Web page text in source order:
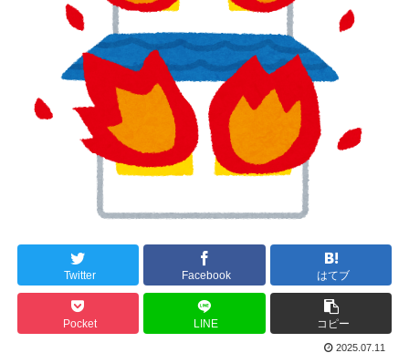
Twitter Facebook はてブ
Pocket LINE コピー
2025.07.11